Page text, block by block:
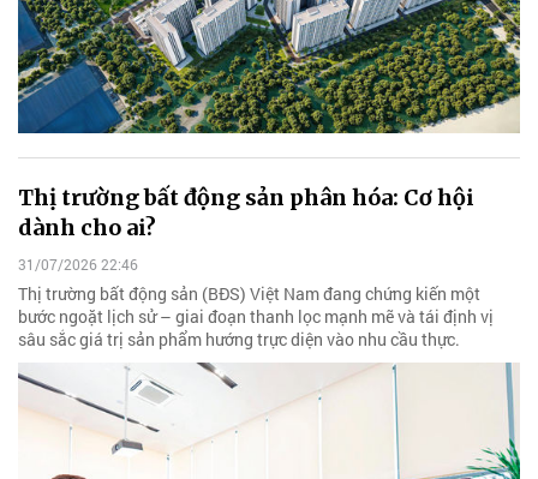
Thị trường bất động sản phân hóa: Cơ hội
dành cho ai?
31/07/2026 22:46
Thị trường bất động sản (BĐS) Việt Nam đang chứng kiến một
bước ngoặt lịch sử – giai đoạn thanh lọc mạnh mẽ và tái định vị
sâu sắc giá trị sản phẩm hướng trực diện vào nhu cầu thực.